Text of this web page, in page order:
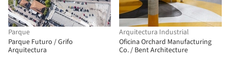
Parque
Parque Futuro / Grifo
Arquitectura
Arquitectura Industrial
Oficina Orchard Manufacturing
Co. / Bent Architecture